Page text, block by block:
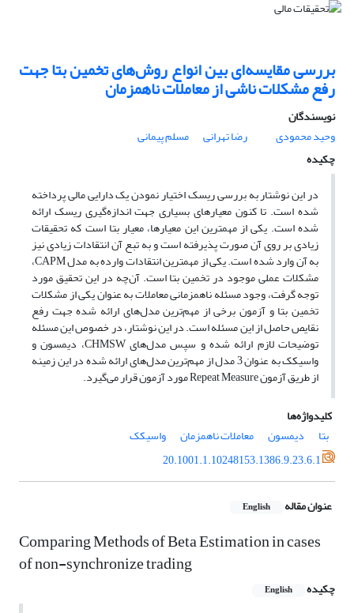
بررسی مقایسه‌ای بین انواع روش‌های تخمین بتا جهت
رفع مشکلات ناشی از معاملات ناهمزمان
نویسندگان
وحید محمودی
رضا تهرانی
مسلم پیمانی
چکیده
در این نوشتار به بررسی ریسک اختیار نمودن یک دارایی مالی پرداخته
شده است. تا کنون معیارهای بسیاری جهت اندازه‌گیری ریسک ارائه
شده است. یکی از مهمترین این معیارها، معیار بتا است که تحقیقات
زیادی بر روی آن صورت پذیرفته است و به تبع آن انتقادات زیادی نیز
به آن وارد شده است. یکی از مهمترین انتقادات وارده به مدل CAPM،
مشکلات عملی موجود در تخمین بتا است. آن‌چه در این تحقیق مورد
توجه گرفت، وجود مسئله ناهمزمانی معاملات به عنوان یکی از مشکلات
تخمین بتا و آزمون برخی از مهم‌ترین مدل‌های ارائه شده جهت رفع
نقایص حاصل از این مسئله است. در این نوشتار، در خصوص این مسئله
توضیحات لازم ارائه شده و سپس مدل‌های CHMSW، دیمسون و
واسیکک به عنوان 3 مدل از مهم‌ترین مدل‌های ارائه شده در این زمینه
از طریق آزمون Repeat Measure مورد آزمون قرار می‌گیرد.
کلیدواژه‌ها
بتا
دیمسون معاملات ناهمزمان
واسیکک
20.1001.1.10248153.1386.9.23.6.1
عنوان مقاله English
Comparing Methods of Beta Estimation in cases
of non-synchronize trading
چکیده English